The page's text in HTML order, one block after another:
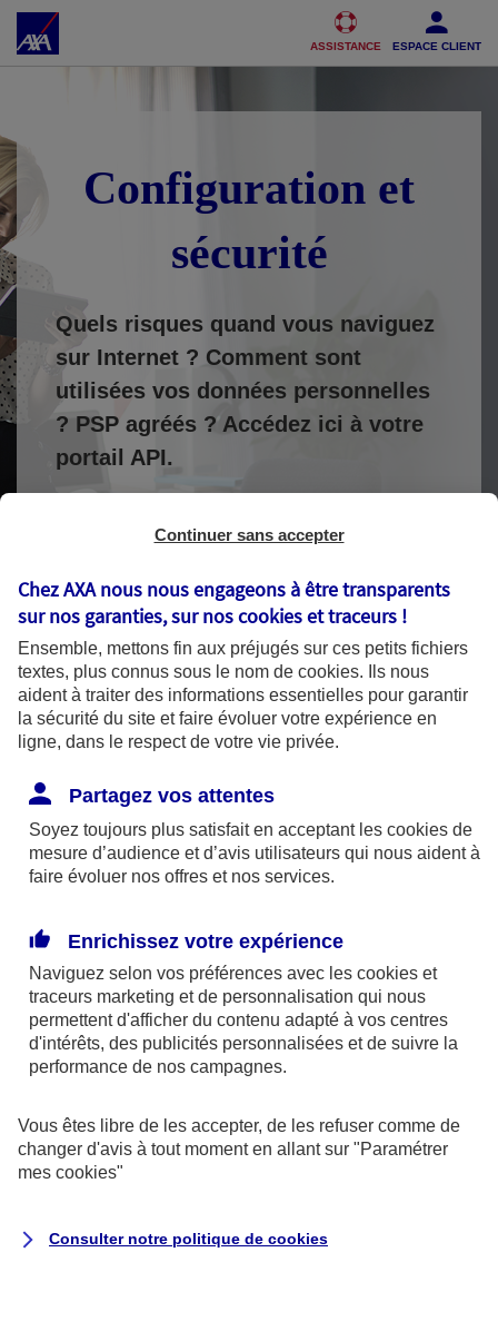
Accéder au Contenu Accéder au Pied de page
ASSISTANCE ESPACE CLIENT
Configuration et
sécurité
Quels risques quand vous naviguez
sur Internet ? Comment sont
utilisées vos données personnelles
? PSP agréés ? Accédez ici à votre
portail API.
La cybersécurité prévention et bonnes
pratiques
Que vous utilisiez votre ordinateur pour
travailler, pour surfer sur Internet ou tout
de sécurité sont essentielles. Parce que
protection rime avec prévention, voici
quelques conseils pour renforcer la sécurité
de votre ordinateur.
Continuer sans accepter
Chez AXA nous nous engageons à être transparents
sur nos garanties, sur noscookies et traceurs !
Ensemble, mettons fin aux préjugés sur ces petits fichiers
textes, plus connus sous le nom de cookies. Ils nous
aident à traiter des informations essentielles pour garantir
la sécurité du site et faire évoluer votre expérience en
ligne, dans le respect de votre vie privée.
Partagez vos attentes
Soyez toujours plus satisfait en acceptant les cookies de
mesure d’audience et d’avis utilisateurs qui nous aident à
faire évoluer nos offres et nos services.
Enrichissez votre expérience
Naviguez selon vos préférences avec les cookies et
traceurs marketing et de personnalisation qui nous
permettent d'afficher du contenu adapté à vos centres
d'intérêts, des publicités personnalisées et de suivre la
performance de nos campagnes.
Vous êtes libre de les accepter, de les refuser comme de
changer d'avis à tout moment en allant sur "Paramétrer
mes cookies"
Consulter notre politique de cookies